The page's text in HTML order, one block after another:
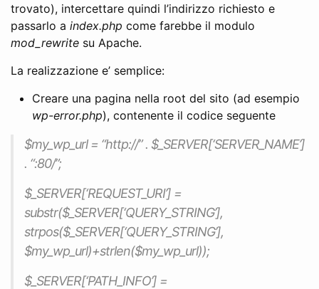
trovato), intercettare quindi l’indirizzo richiesto e
passarlo a index.php come farebbe il modulo
mod_rewrite su Apache.
La realizzazione e’ semplice:
Creare una pagina nella root del sito (ad esempio
wp-error.php), contenente il codice seguente
$my_wp_url = “http://” . $_SERVER[‘SERVER_NAME’]
. “:80/”;
$_SERVER[‘REQUEST_URI’] =
substr($_SERVER[‘QUERY_STRING’],
strpos($_SERVER[‘QUERY_STRING’],
$my_wp_url)+strlen($my_wp_url));
$_SERVER[‘PATH_INFO’] =